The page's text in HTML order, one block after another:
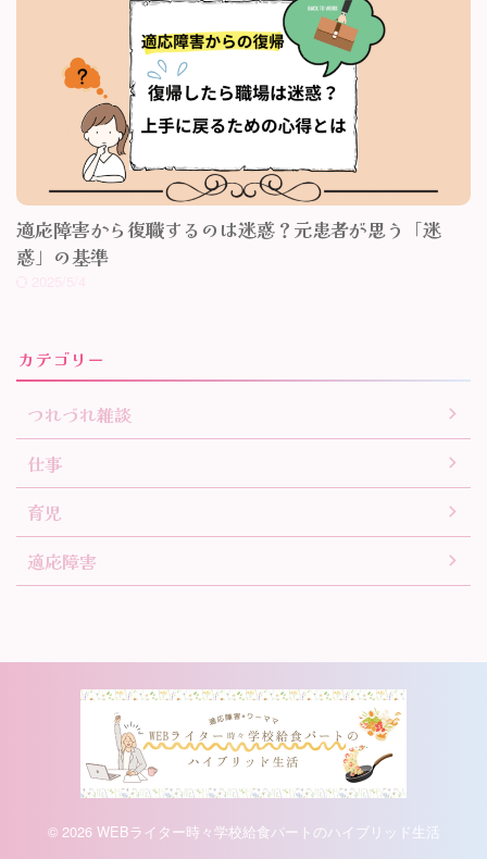
適応障害から復職するのは迷惑？元患者が思う「迷
惑」の基準
カテゴリー
つれづれ雑談
仕事
育児
適応障害
© 2026 WEBライター時々学校給食パートのハイブリッド生活